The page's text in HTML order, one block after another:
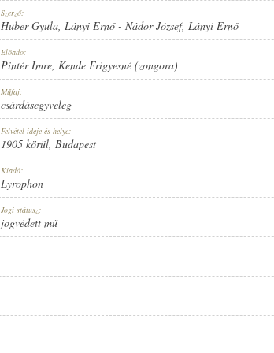
Szerző:
Huber Gyula, Lányi Ernő- Nádor József, Lányi Ernő
Előadó:
Pintér Imre, Kende Frigyesné (zongora)
Műfaj:
csárdásegyveleg
Felvétel ideje és helye:
1905 körül, Budapest
Kiadó:
Lyrophon
Jogi státusz:
jogvédett mű